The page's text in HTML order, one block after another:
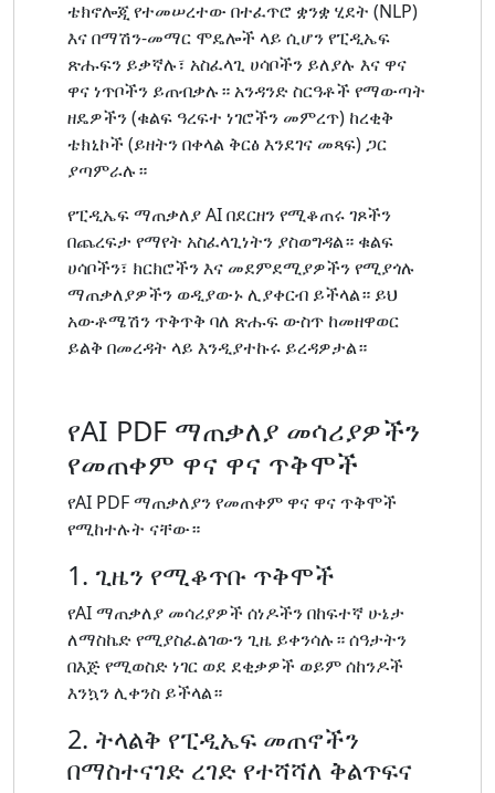
ቴክኖሎጂ የተመሠረተው በተፈጥሮ ቋንቋ ሂደት (NLP)
እና በማሽን-መማር ሞዴሎች ላይ ሲሆን የፒዲኤፍ
ጽሑፍን ይቃኛሉ፣ አስፈላጊ ሀሳቦችን ይለያሉ እና ዋና
ዋና ነጥቦችን ይጠብቃሉ። አንዳንድ ስርዓቶች የማውጣት
ዘዴዎችን (ቁልፍ ዓረፍተ ነገሮችን መምረጥ) ከረቂቅ
ቴክኒኮች (ይዘትን በቀላል ቅርፅ እንደገና መጻፍ) ጋር
ያጣምራሉ።
የፒዲኤፍ ማጠቃለያ AI በደርዘን የሚቆጠሩ ገጾችን
በጨረፍታ የማየት አስፈላጊነትን ያስወግዳል። ቁልፍ
ሀሳቦችን፣ ክርክሮችን እና መደምደሚያዎችን የሚያጎሉ
ማጠቃለያዎችን ወዲያውኑ ሊያቀርብ ይችላል። ይህ
አውቶሜሽን ጥቅጥቅ ባለ ጽሑፍ ውስጥ ከመዘዋወር
ይልቅ በመረዳት ላይ እንዲያተኩሩ ይረዳዎታል።
የAI PDF ማጠቃለያ መሳሪያዎችን
የመጠቀም ዋና ዋና ጥቅሞች
የAI PDF ማጠቃለያን የመጠቀም ዋና ዋና ጥቅሞች
የሚከተሉት ናቸው።
1. ጊዜን የሚቆጥቡ ጥቅሞች
የAI ማጠቃለያ መሳሪያዎች ሰነዶችን በከፍተኛ ሁኔታ
ለማስኬድ የሚያስፈልገውን ጊዜ ይቀንሳሉ። ሰዓታትን
በእጅ የሚወስድ ነገር ወደ ደቂቃዎች ወይም ሰከንዶች
እንኳን ሊቀንስ ይችላል።
2. ትላልቅ የፒዲኤፍ መጠኖችን
በማስተናገድ ረገድ የተሻሻለ ቅልጥፍና